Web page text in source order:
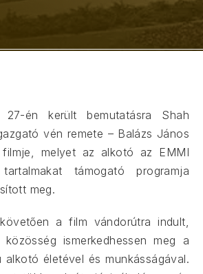
27-én került bemutatásra Shah
vén remete – Balázs János
filmje, melyet az alkotó az EMMI
támogató programja
meg.
a film vándorútra indult,
ismerkedhessen meg a
alkotó életével és munkásságával.